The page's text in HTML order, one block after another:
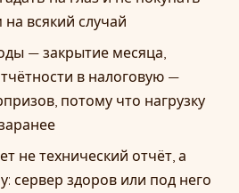
всякий случай
— закрытие месяца,
в налоговую —
потому что нагрузку
не технический отчёт, а
сервер здоров или под него